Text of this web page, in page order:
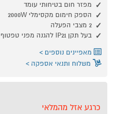
מפזר חום בטיחותי עומד
הספק חימום מקסימלי 2000W
2 מצבי הפעלה
בעל תקן IP21 להגנה מפני טפטוף
מאפיינים נוספים
משלוח ותנאי אספקה
כרגע אזל מהמלאי